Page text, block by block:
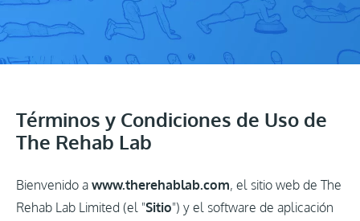
Contacto
Registro
Entrar
Actualizaciones
Términos y Condiciones de Uso de
The Rehab Lab
Bienvenido awww.therehablab.com, el sitio web de The
Rehab Lab Limited (el "Sitio") y el software de aplicación